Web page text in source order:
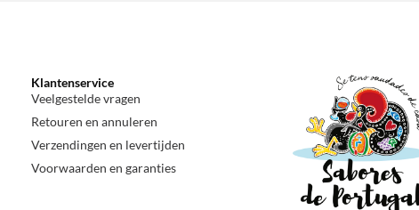
Klantenservice
Veelgestelde vragen
Retouren en annuleren
Verzendingen en levertijden
Voorwaarden en garanties